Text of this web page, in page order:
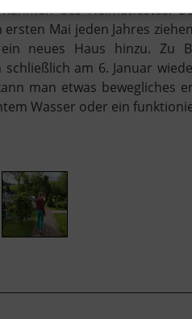
des Heimatfestes.
Mai jeden Jahres
neues Haus hinzu. Zu
am 6. Januar
man etwas bewegliches
Wasser oder ein